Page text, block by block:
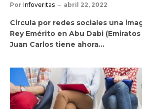
Por Infoveritas abril 22, 2022
Circula por redes sociales una
Rey Emérito en Abu Dabi
Juan Carlos tiene ahora…